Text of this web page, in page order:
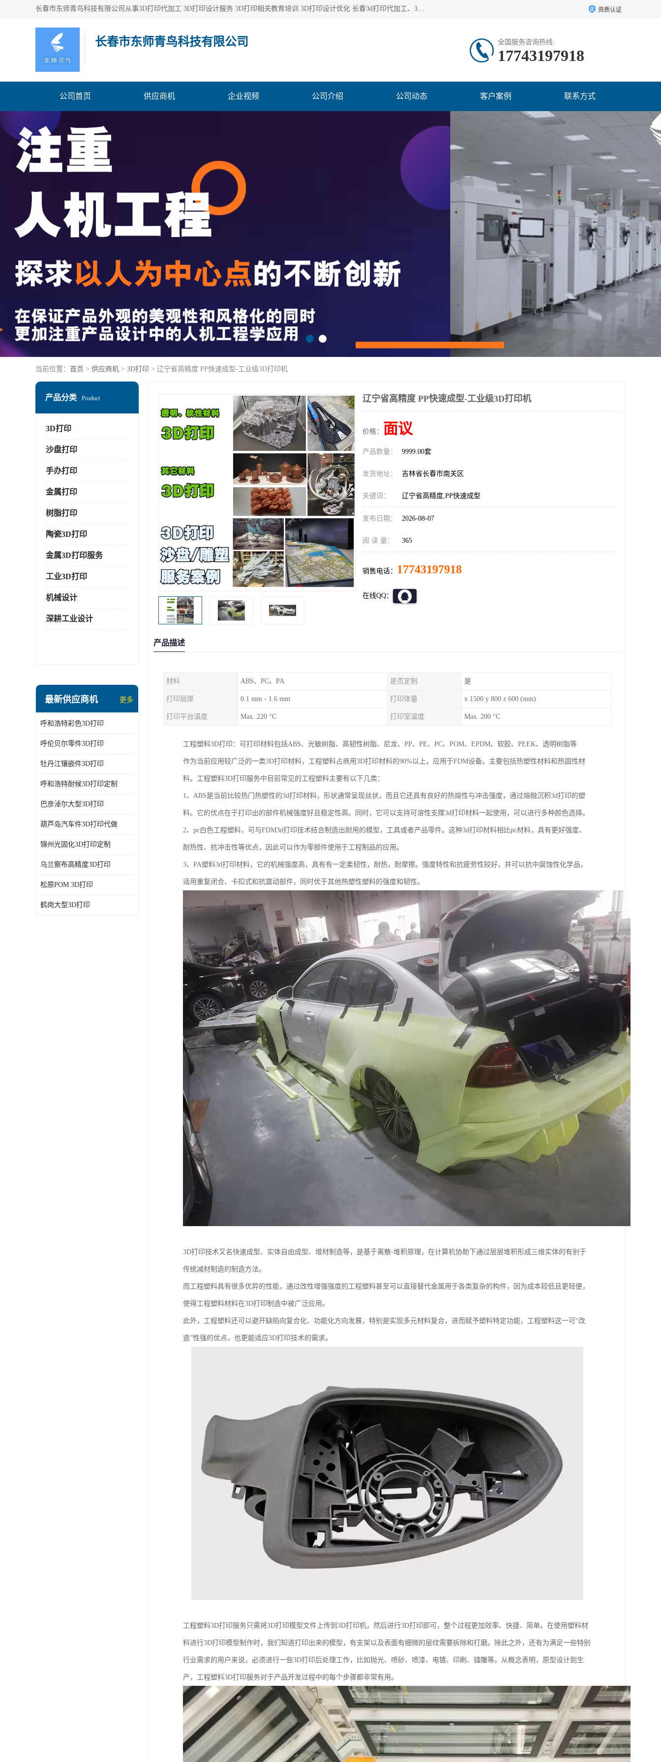
长春市东师青鸟科技有限公司从事3D打印代加工 3D打印设计服务 3D打印相关教育培训 3D打印设计优化 长春3d打印代加工、3D打印代加工及设计服务、3D打印相关教育培训、专利代理及优化、3D打印上下游技术服务，深耕工业设计、机械设计、3D打印多年年，拥有多项技术，辅助数十位客户完成自己的发明及实用新型专利。 资质认证
长春市东师青鸟科技有限公司 全国服务咨询热线:
17743197918
公司首页 供应商机 企业视频 公司介绍 公司动态 客户案例 联系方式
当前位置： 首页 > 供应商机 > 3D打印 > 辽宁省高精度 PP快速成型-工业级3D打印机
产品分类 Product
3D打印
沙盘打印
手办打印
金属打印
树脂打印
陶瓷3D打印
金属3D打印服务
工业3D打印
机械设计
深耕工业设计
最新供应商机 更多
呼和浩特彩色3D打印
呼伦贝尔零件3D打印
牡丹江镶嵌件3D打印
呼和浩特耐候3D打印定制
巴彦淖尔大型3D打印
葫芦岛汽车件3D打印代做
锦州光固化3D打印定制
乌兰察布高精度3D打印
松原POM 3D打印
鹤岗大型3D打印
辽宁省高精度 PP快速成型-工业级3D打印机
价格： 面议
产品数量： 9999.00套
发货地址： 吉林省长春市南关区
关键词： 辽宁省高精度,PP快速成型
发布日期： 2026-08-07
阅 读 量： 365
销售电话： 17743197918
在线QQ：
产品描述
材料 ABS、PC、PA 是否定制 是
打印层厚 0.1 mm - 1.6 mm 打印体量 x 1500 y 800 z 600 (mm)
打印平台温度 Max. 220 °C 打印室温度 Max. 200 °C
工程塑料3D打印：可打印材料包括ABS、光敏树脂、高韧性树脂、尼龙、PP、PE、PC、POM、EPDM、软胶、PEEK、透明树脂等
作为当前应用较广泛的一类3D打印材料，工程塑料占商用3D打印材料的90%以上，应用于FDM设备。主要包括热塑性材料和热固性材
料。工程塑料3D打印服务中目前常见的工程塑料主要有以下几类：
1、ABS是当前比较热门热塑性的3d打印材料，形状通常呈现丝状，而且它还具有良好的热熔性与冲击强度，通过熔融沉积3d打印的塑
料。它的优点在于打印出的部件机械强度好且稳定性高。同时，它可以支持可溶性支撑3d打印材料一起使用，可以进行多种颜色选择。
2、pc白色工程塑料，可与FDM3d打印技术结合制造出耐用的模型，工具或者产品零件。这种3d打印材料相比pc材料，具有更好强度、
耐热性、抗冲击性等优点，因此可以作为零部件使用于工程制品的应用。
3、PA塑料3d打印材料，它的机械强度高，具有有一定柔韧性，耐热，耐摩擦。强度特性和抗疲劳性较好，并可以抗中腐蚀性化学品，
适用重复闭合、卡扣式和抗震动部件，同时优于其他热塑性塑料的强度和韧性。
3D打印技术又名快速成型、实体自由成型、增材制造等，是基于离散-堆积原理，在计算机协助下通过层层堆积形成三维实体的有别于
传统减材制造的制造方法。
而工程塑料具有很多优异的性能，通过改性增强强度的工程塑料甚至可以直接替代金属用于各类复杂的构件，因为成本较低且更轻便，
使得工程塑料材料在3D打印制造中被广泛应用。
此外，工程塑料还可以避开缺陷向复合化、功能化方向发展，特别是实现多元材料复合，进而赋予塑料特定功能，工程塑料这一可“改
造”性强的优点，也更能适应3D打印技术的需求。
工程塑料3D打印服务只需将3D打印模型文件上传到3D打印机，然后进行3D打印即可，整个过程更加效率、快捷、简单。在使用塑料材
料进行3D打印模型制作时，我们知道打印出来的模型，有支架以及表面有细微的层纹需要拆除和打磨。除此之外，还有为满足一些特别
行业需求的用户来说，必须进行一些3D打印后处理工作，比如抛光、喷砂、喷漆、电镀、印刷、镭雕等。从概念表明，原型设计到生
产，工程塑料3D打印服务对于产品开发过程中的每个步骤都非常有用。